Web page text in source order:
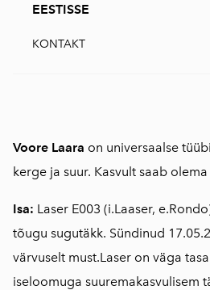
EESTISSE
KONTAKT
Voore Laara on universaalse
kerge ja suur. Kasvult saab
Isa: Laser E003 (i.Laaser,
tõugu sugutäkk. Sündinud
värvuselt must.Laser on väga
iseloomuga suuremakasvulisem